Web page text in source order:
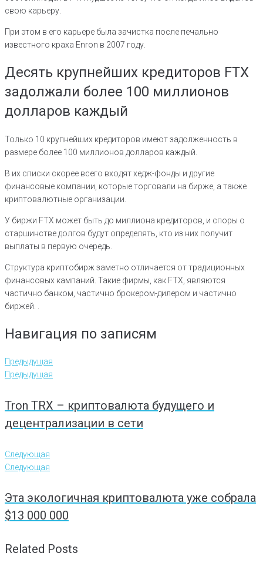
свою карьеру.
При этом в его карьере была зачистка после печально
известного краха Enron в 2007 году.
Десять крупнейших кредиторов FTX
задолжали более 100 миллионов
долларов каждый
Только 10 крупнейших кредиторов имеют задолженность в
размере более 100 миллионов долларов каждый.
В их списки скорее всего входят хедж-фонды и другие
финансовые компании, которые торговали на бирже, а также
криптовалютные организации.
У биржи FTX может быть до миллиона кредиторов, и споры о
старшинстве долгов будут определять, кто из них получит
выплаты в первую очередь.
Структура криптобирж заметно отличается от традиционных
финансовых кампаний. Такие фирмы, как FTX, являются
частично банком, частично брокером-дилером и частично
биржей. .
Навигация по записям
Предыдущая
Предыдущая
Tron TRX – криптовалюта будущего и
децентрализации в сети
Следующая
Следующая
Эта экологичная криптовалюта уже собрала
$13 000 000
Related Posts